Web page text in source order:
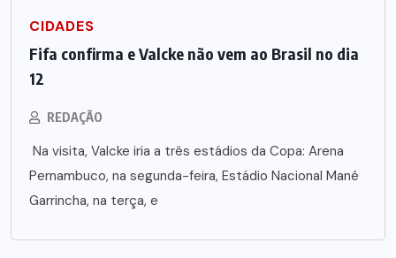
CIDADES
Fifa confirma e Valcke não vem ao Brasil no dia
12
REDAÇÃO
Na visita, Valcke iria a três estádios da Copa: Arena
Pernambuco, na segunda-feira, Estádio Nacional Mané
Garrincha, na terça, e